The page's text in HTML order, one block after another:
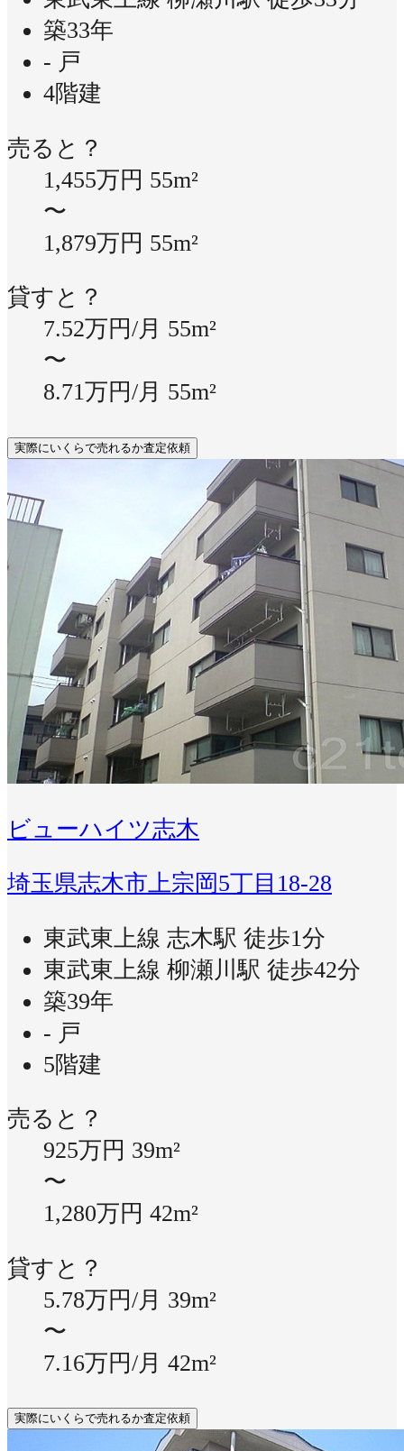
築33年
- 戸
4階建
売ると？
1,455万円 55m²
〜
1,879万円 55m²
貸すと？
7.52万円/月 55m²
〜
8.71万円/月 55m²
実際にいくらで売れるか査定依頼
ビューハイツ志木
埼玉県志木市上宗岡5丁目18-28
東武東上線 志木駅 徒歩1分
東武東上線 柳瀬川駅 徒歩42分
築39年
- 戸
5階建
売ると？
925万円 39m²
〜
1,280万円 42m²
貸すと？
5.78万円/月 39m²
〜
7.16万円/月 42m²
実際にいくらで売れるか査定依頼